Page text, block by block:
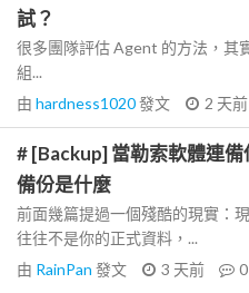
試？
很多團隊評估 Agent 的方法，其
組...
由 hardness1020發文 2 天前
# [Backup] 當勒索軟體連
備份是什麼
前面幾篇提過一個殘酷的現實：
往往不是你的正式資料，...
由 RainPan 發文 3 天前 0